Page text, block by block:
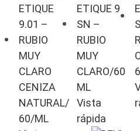
Vista
rápida